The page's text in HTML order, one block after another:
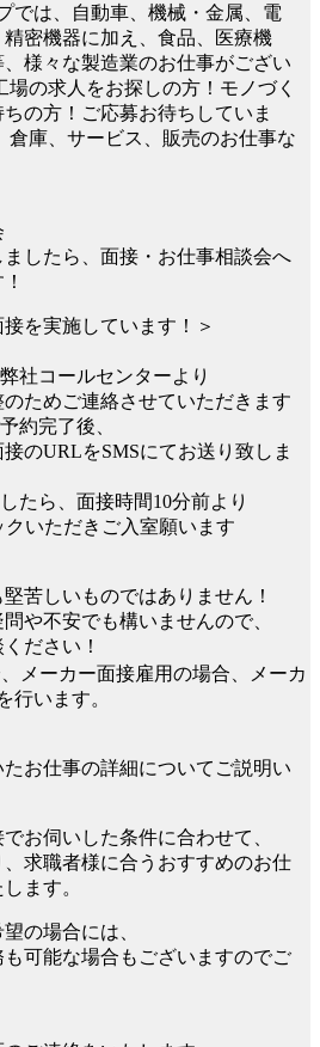
では、自動車、機械・金属、電
密機器に加え、食品、医療機
様々な製造業のお仕事がござい
場の求人をお探しの方！モノづく
の方！ご応募お待ちしていま
倉庫、サービス、販売のお仕事な
ましたら、面接・お仕事相談会へ
を実施しています！＞
社コールセンターより
ためご連絡させていただきます
約完了後、
のURLをSMSにてお送り致しま
たら、面接時間10分前より
いただきご入室願います
苦しいものではありません！
や不安でも構いませんので、
ださい！
メーカー面接雇用の場合、メーカ
行います。
お仕事の詳細についてご説明い
お伺いした条件に合わせて、
求職者様に合うおすすめのお仕
ます。
の場合には、
可能な場合もございますのでご